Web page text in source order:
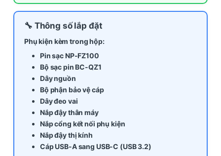
🔧 Thông số lắp đặt
Phụ kiện kèm trong hộp:
Pin sạc NP-FZ100
Bộ sạc pin BC-QZ1
Dây nguồn
Bộ phận bảo vệ cáp
Dây đeo vai
Nắp đậy thân máy
Nắp cổng kết nối phụ kiện
Nắp đậy thị kính
Cáp USB-A sang USB-C (USB 3.2)